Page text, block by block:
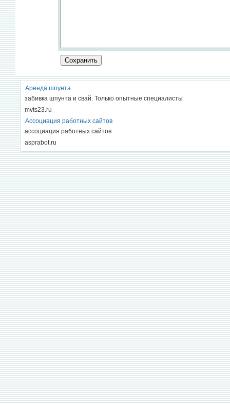
Аренда шпунта
забивка шпунта и свай. Только опытные специалисты
mvts23.ru
Ассоциация работных сайтов
ассоциация работных сайтов
asprabot.ru